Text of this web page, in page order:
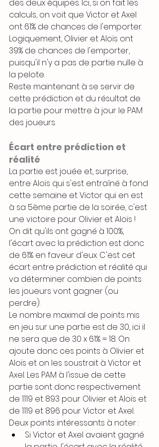
des deux équipes. Ici, si on fait les
calculs, on voit que Victor et Axel
ont 61% de chances de l'emporter.
Logiquement, Olivier et Aloïs ont
39% de chances de l'emporter,
puisqu'il n'y a pas de partie nulle à
la pelote.
Reste maintenant à se servir de
cette prédiction et du résultat de
la partie pour mettre à jour le PAM
des joueurs.
Écart entre prédiction et
réalité
La partie est jouée et, surprise,
entre Aloïs qui s'est entraîné à fond
cette semaine et Victor qui en est
à sa 5ème partie de la soirée, c'est
une victoire pour Olivier et Aloïs !
On dit qu'ils ont gagné à 100%,
l'écart avec la prédiction est donc
de 61% en faveur d'eux. C'est cet
écart entre prédiction et réalité qui
va déterminer combien de points
les joueurs vont gagner (ou
perdre).
Le nombre maximal de points mis
en jeu sur une partie est de 30, ici il
ne sera que de 30 x 61% = 18. On
ajoute donc ces points à Olivier et
Aloïs et on les soustrait à Victor et
Axel. Les PAM à l'issue de cette
partie sont donc respectivement
de 1119 et 893 pour Olivier et Aloïs et
de 1119 et 896 pour Victor et Axel.
Deux points intéressants à noter :
Si Victor et Axel avaient gagné